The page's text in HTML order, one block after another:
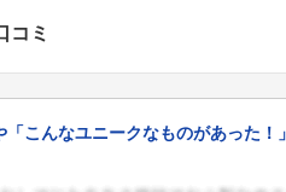
コミ
こんなユニークなものがあった！